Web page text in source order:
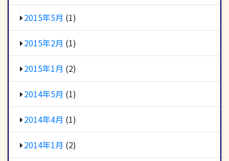
2015年5月 (1)
2015年2月 (1)
2015年1月 (2)
2014年5月 (1)
2014年4月 (1)
2014年1月 (2)